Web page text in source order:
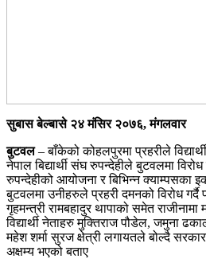
सुबास बेल्बासे २४ मंसिर २०७६, मंगलवार
बुटवल– बाँकेको कोहलपुरमा प्रहरीले
नेपाल बिद्यार्थी संघ रुपन्देहीले बुटवलमा
रुपन्देहीको आयोजना र बिभिन्न क्याम्पसका
बुटवलमा उनीहरुले प्रहरी दमनको विरोध
गृहमन्त्री रामबहादुर थापाको समेत
विद्यार्थी नेताहरु मुक्तिराज पौडेल, जमुना
महेश शर्मा सुरज क्षेत्री लगायतले बोल्दै
अक्षम्य भएको बताए